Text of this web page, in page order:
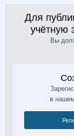
Для
учётную
Вы
в